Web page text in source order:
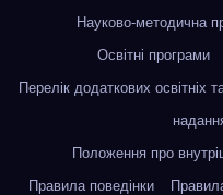
Науково-методична
Освітні програми
Перелік додаткових освітніх
Положення про
Правила поведінки